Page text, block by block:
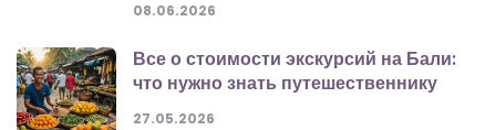
08.06.2026
Все о стоимости экскурсий на Бали:
что нужно знать путешественнику
27.05.2026